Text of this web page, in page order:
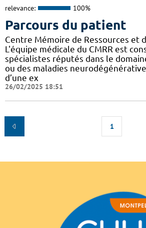
relevance: 100%
Parcours du patient
Centre Mémoire de Ressources et
L'équipe médicale du CMRR est
spécialistes réputés dans le
ou des maladies
d’une ex
26/02/2025 18:51
1